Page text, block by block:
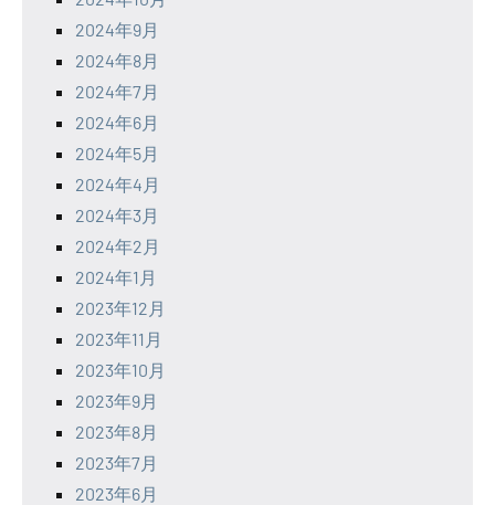
2024年9月
2024年8月
2024年7月
2024年6月
2024年5月
2024年4月
2024年3月
2024年2月
2024年1月
2023年12月
2023年11月
2023年10月
2023年9月
2023年8月
2023年7月
2023年6月